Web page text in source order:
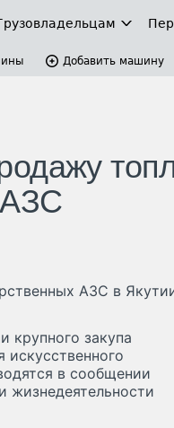
Добавить машину
АЗС
АЗС в
крупного закупа
в сообщении
жизнедеятельности